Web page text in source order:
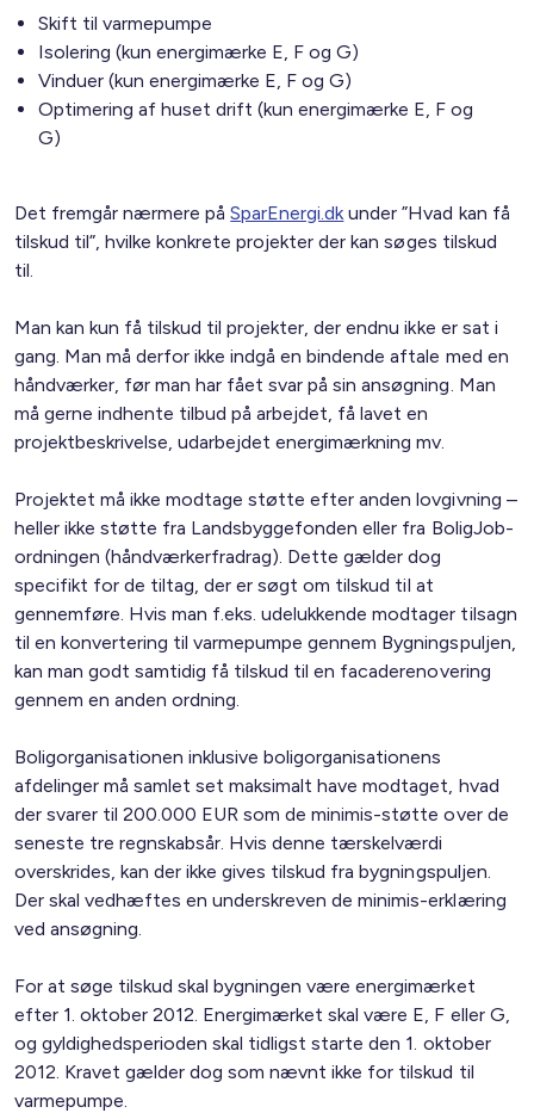
Skift til varmepumpe
Isolering (kun energimærke E, F og G)
Vinduer (kun energimærke E, F og G)
Optimering af huset drift (kun energimærke E, F og
G)
Det fremgår nærmere påSparEnergi.dkunder ”Hvad kan få
tilskud til”, hvilke konkrete projekter der kan søges tilskud
til.
Man kan kun få tilskud til projekter, der endnu ikke er sat i
gang. Man må derfor ikke indgå en bindende aftale med en
håndværker, før man har fået svar på sin ansøgning. Man
må gerne indhente tilbud på arbejdet, få lavet en
projektbeskrivelse, udarbejdet energimærkning mv.
Projektet må ikke modtage støtte efter anden lovgivning –
heller ikke støtte fra Landsbyggefonden eller fra BoligJob-
ordningen (håndværkerfradrag). Dette gælder dog
specifikt for de tiltag, der er søgt om tilskud til at
gennemføre. Hvis man f.eks. udelukkende modtager tilsagn
til en konvertering til varmepumpe gennem Bygningspuljen,
kan man godt samtidig få tilskud til en facaderenovering
gennem en anden ordning.
Boligorganisationen inklusive boligorganisationens
afdelinger må samlet set maksimalt have modtaget, hvad
der svarer til 200.000 EUR som de minimis-støtte over de
seneste tre regnskabsår. Hvis denne tærskelværdi
overskrides, kan der ikke gives tilskud fra bygningspuljen.
Der skal vedhæftes en underskreven de minimis-erklæring
ved ansøgning.
For at søge tilskud skal bygningen være energimærket
efter 1. oktober 2012. Energimærket skal være E, F eller G,
og gyldighedsperioden skal tidligst starte den 1. oktober
2012. Kravet gælder dog som nævnt ikke for tilskud til
varmepumpe.